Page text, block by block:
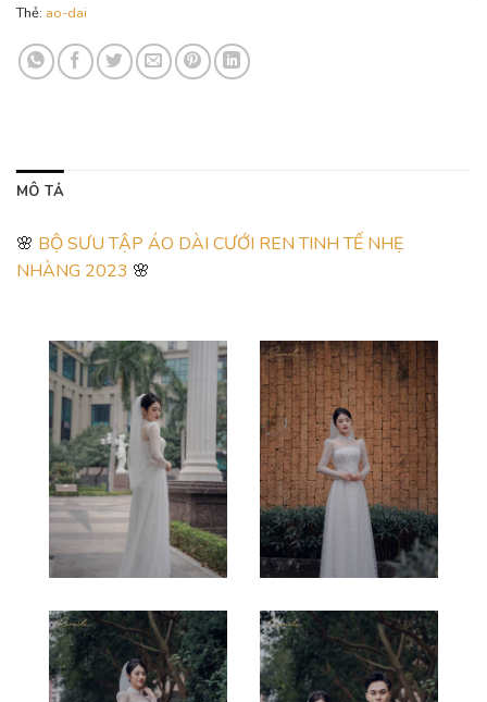
Thẻ: ao-dai
MÔ TẢ
🌸 BỘ SƯU TẬP ÁO DÀI CƯỚI REN TINH TẾ NHẸ
NHÀNG 2023 🌸